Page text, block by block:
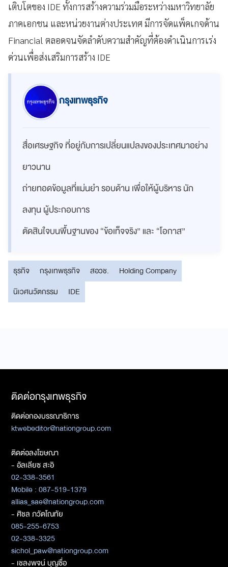
เติบโตของ IDE ทั้งการสร้างความร่วมมือระหว่างมหาวิทยาลัย
ภาคเอกชน และหน่วยงานต่างประเทศ มีการจัดแพ็คเกจด้าน
Financial ตลอดจนจัดลำดับความสำคัญที่ต้องดำเนินการเร่ง
ด่วนเพื่อส่งเสริมการสร้าง IDE
กรุงเทพธุรกิจ
สื่อเศรษฐกิจ ที่อยู่กับการเปลี่ยนแปลงของประเทศมาอย่าง
ยาวนาน
ถ่ายทอดข้อมูลที่แม่นยำ รอบด้าน เพื่อให้ผู้บริหาร นัก
ลงทุน ผู้ประกอบการ
ตัดสินใจบนพื้นฐานของ “ข้อเท็จจริง” และ “โอกาส”
ธุรกิจ กรุงเทพธุรกิจ สอวช.
Holding Company
นิเวศนวัตกรรม
IDE
ติดต่อกรุงเทพธุรกิจ
ติดต่อกองบรรณาธิการ
ktwebeditor@nationgroup.com
ติดต่อลงโฆษณา
- อัลเลียซ สะอิ
02-338-3561
Mobile : 087-519-1379
allias_sae@nationgroup.com
- ศิชล ภวัตโณทัย
085-255-6753
02-338-3325
sichol_paw@nationgroup.com
- เชลงพจน์ บุญซื่อ